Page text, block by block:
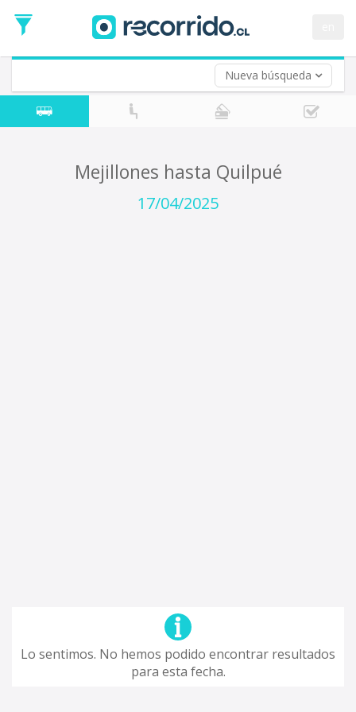
Nueva búsqueda
de
Ida
Vuelta (opcional)
Fecha
de
Mejillones hasta Quilpué
17/04/2025
Lo sentimos. No hemos podido encontrar resultados
para esta fecha.